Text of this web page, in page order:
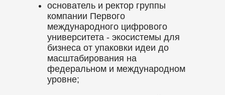
основатель и ректор группы
компании Первого
международного цифрового
университета - экосистемы для
бизнеса от упаковки идеи до
масштабирования на
федеральном и международном
уровне;